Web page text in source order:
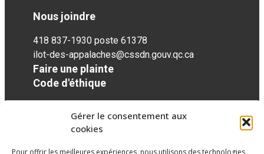
Gérer le consentement aux
cookies
Pour offrir les meilleures expériences, nous utilisons des technologies
Nous joindre
418 837-1930 poste 61378
ilot-des-appalaches@cssdn.gouv.qc.ca
Faire une plainte
Code d'éthique
Réseaux sociaux